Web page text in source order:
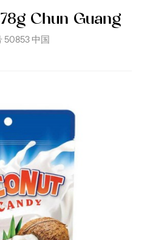
Chun Guang
50853 中国